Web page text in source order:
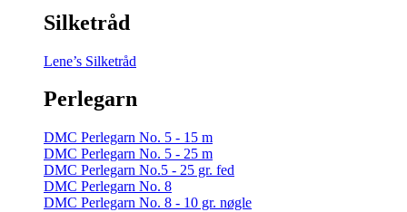
Silketråd
Lene’s Silketråd
Perlegarn
DMC Perlegarn No. 5 - 15 m
DMC Perlegarn No. 5 - 25 m
DMC Perlegarn No.5 - 25 gr. fed
DMC Perlegarn No. 8
DMC Perlegarn No. 8 - 10 gr. nøgle